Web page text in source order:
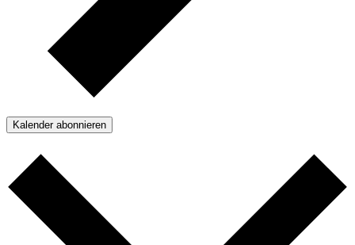
Kalender abonnieren